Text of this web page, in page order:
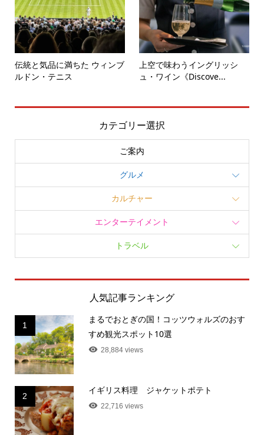
伝統と気品に満ちた ウィンブ
ルドン・テニス
上空で味わうイングリッシ
ュ・ワイン《Discove...
カテゴリー選択
ご案内
グルメ
カルチャー
エンターテイメント
トラベル
人気記事ランキング
1
まるでおとぎの国！コッツウォルズのおす
すめ観光スポット10選
28,884 views
2
イギリス料理 ジャケットポテト
22,716 views